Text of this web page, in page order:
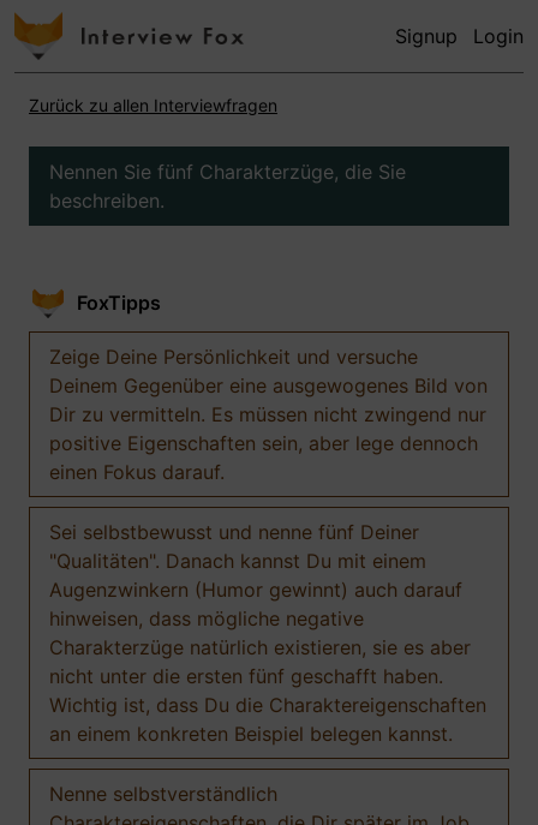
Signup Login
Zurück zu allen Interviewfragen
Nennen Sie fünf Charakterzüge, die Sie
beschreiben.
FoxTipps
Zeige Deine Persönlichkeit und versuche
Deinem Gegenüber eine ausgewogenes Bild von
Dir zu vermitteln. Es müssen nicht zwingend nur
positive Eigenschaften sein, aber lege dennoch
einen Fokus darauf.
Sei selbstbewusst und nenne fünf Deiner
"Qualitäten". Danach kannst Du mit einem
Augenzwinkern (Humor gewinnt) auch darauf
hinweisen, dass mögliche negative
Charakterzüge natürlich existieren, sie es aber
nicht unter die ersten fünf geschafft haben.
Wichtig ist, dass Du die Charaktereigenschaften
an einem konkreten Beispiel belegen kannst.
Nenne selbstverständlich